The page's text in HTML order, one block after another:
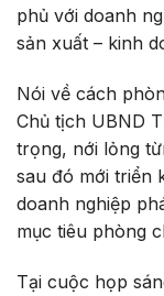
phủ với doanh
sản xuất – kinh
Nói về cách
Chủ tịch UBND
trọng, nới lỏng
sau đó mới triển
doanh nghiệp
mục tiêu phòng
Tại cuộc họp